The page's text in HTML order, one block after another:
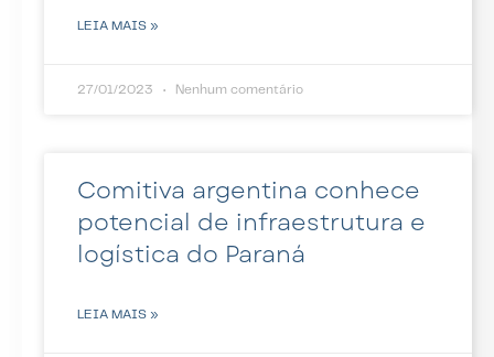
LEIA MAIS »
27/01/2023 Nenhum comentário
Comitiva argentina conhece
potencial de infraestrutura e
logística do Paraná
LEIA MAIS »